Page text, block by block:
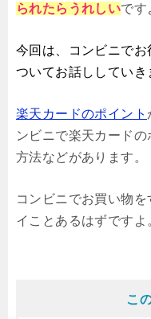
られたらうれしいです
今回は、コンビニでお
ついてお話ししていき
楽天カードのポイント
ンビニで楽天カード
方法などがあります。
コンビニでお買い物
イことあるはずですよ
こ